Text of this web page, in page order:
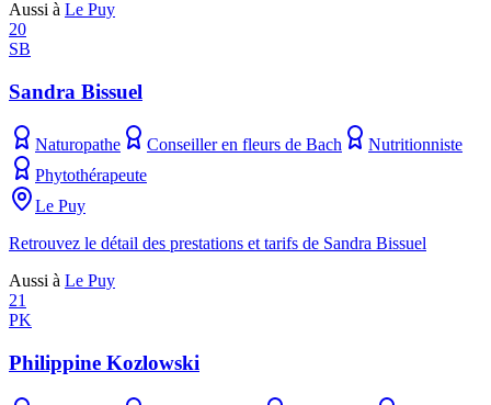
Aussi à Le Puy
20
SB
Sandra Bissuel
Naturopathe Conseiller en fleurs de Bach
Nutritionniste
Phytothérapeute
Le Puy
Retrouvez le détail des prestations et tarifs de Sandra Bissuel
Aussi à Le Puy
21
PK
Philippine Kozlowski